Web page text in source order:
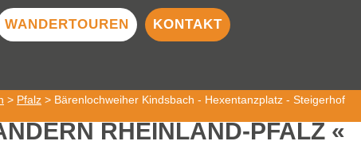
WANDERTOUREN KONTAKT
> Pfalz > Bärenlochweiher Kindsbach - Hexentanzplatz - Steigerhof
RHEINLAND-PFALZ